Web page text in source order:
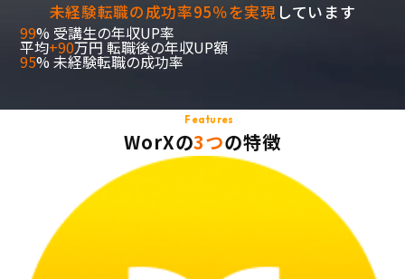
未経験転職の成功率95％を実現 しています
99% 受講生の年収UP率
平均+90万円 転職後の年収UP額
95% 未経験転職の成功率
Features
WorXの3つの特徴